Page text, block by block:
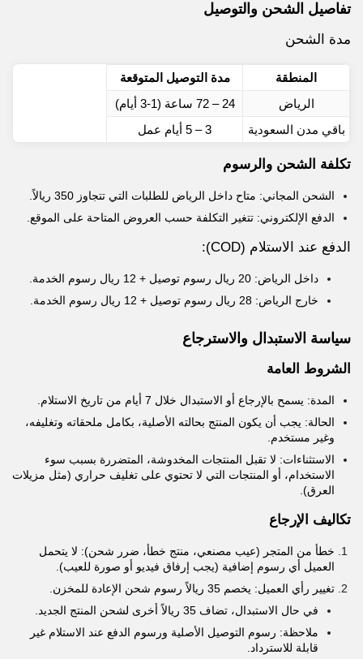
تفاصيل الشحن والتوصيل
مدة الشحن
المنطقة
مدة التوصيل المتوقعة
الرياض
24 – 72 ساعة (1-3 أيام)
باقي مدن السعودية
3 – 5 أيام عمل
تكلفة الشحن والرسوم
الشحن المجاني: متاح داخل الرياض للطلبات التي تتجاوز 350 ريالاً.
الدفع الإلكتروني: تتغير التكلفة حسب العروض المتاحة على الموقع.
الدفع عند الاستلام (COD):
داخل الرياض: 20 ريال رسوم توصيل + 12 ريال رسوم الخدمة.
خارج الرياض: 28 ريال رسوم توصيل + 12 ريال رسوم الخدمة.
سياسة الاستبدال والاسترجاع
الشروط العامة
المدة: يسمح بالإرجاع أو الاستبدال خلال 7 أيام من تاريخ الاستلام.
الحالة: يجب أن يكون المنتج بحالته الأصلية، بكامل ملحقاته وتغليفه،
وغير مستخدم.
الاستثناءات: لا تقبل المنتجات المخدوشة، المتضررة بسبب سوء
الاستخدام، أو المنتجات التي لا تحتوي على تغليف حراري (مثل مزيلات
العرق).
تكاليف الإرجاع
خطأ من المتجر (عيب مصنعي، منتج خطأ، ضرر شحن): لا يتحمل
العميل أي رسوم إضافية (يجب إرفاق فيديو أو صورة للعيب).
تغيير رأي العميل: يخصم 35 ريالاً رسوم شحن الإعادة للمخزن.
في حال الاستبدال، تضاف 35 ريالاً أخرى لشحن المنتج الجديد.
ملاحظة: رسوم التوصيل الأصلية ورسوم الدفع عند الاستلام غير
قابلة للاسترداد.